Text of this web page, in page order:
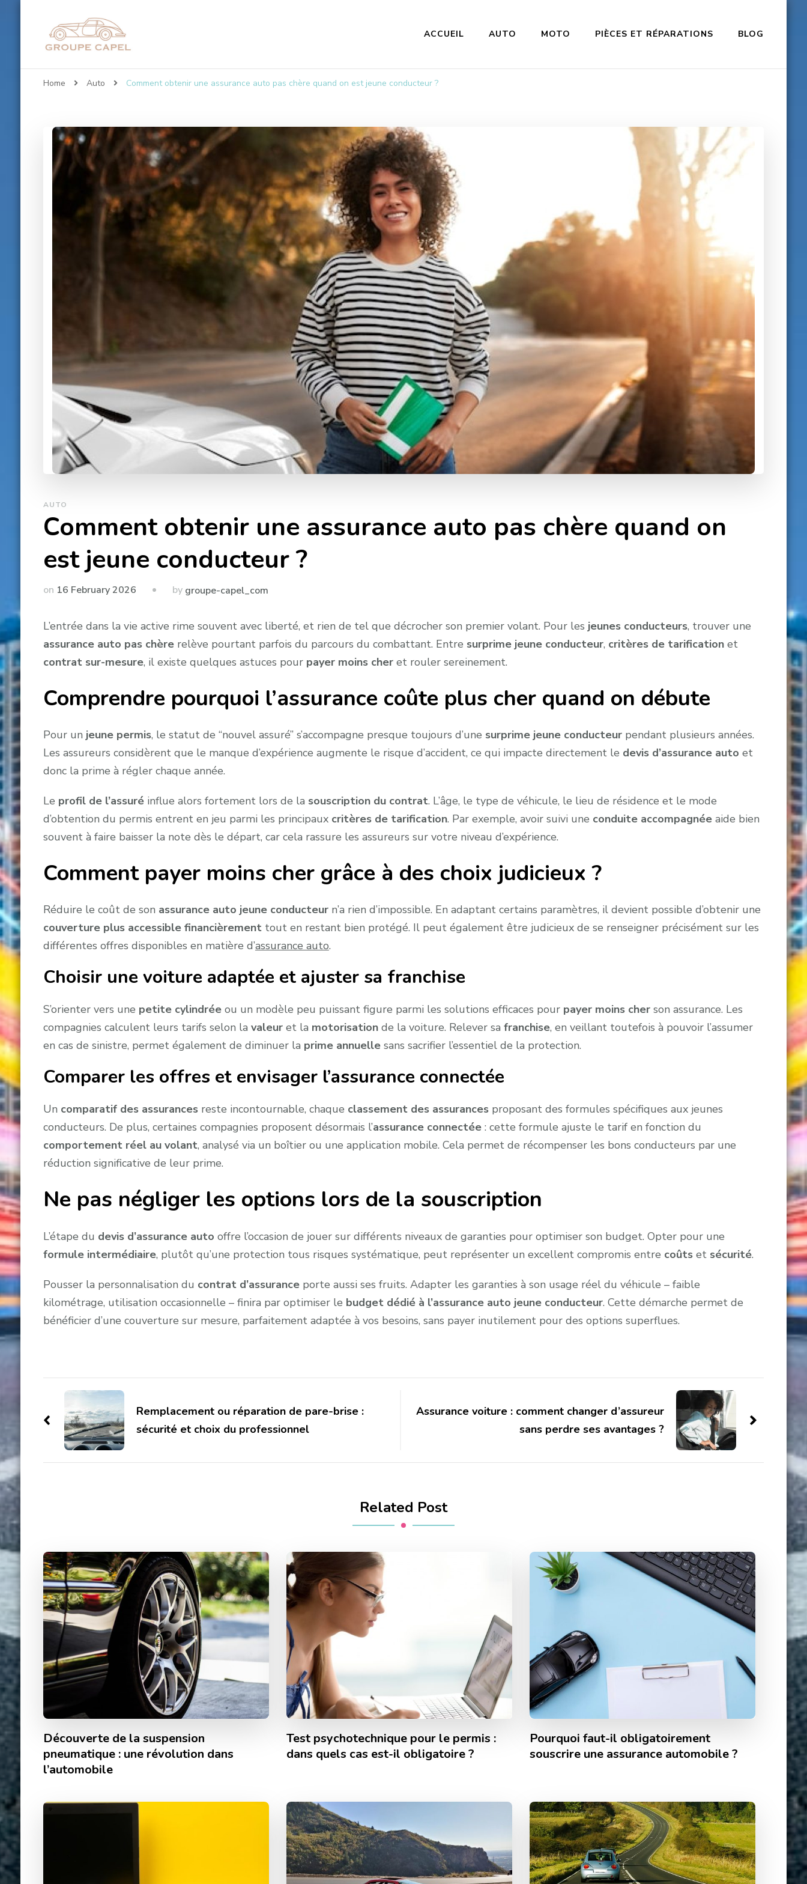
Groupe-capel.com
ACCUEIL AUTO MOTO PIÈCES ET RÉPARATIONS BLOG
Home Auto Comment obtenir une assurance auto pas chère quand on est jeune conducteur ?
AUTO
Comment obtenir une assurance auto pas chère quand on
est jeune conducteur ?
on 16 February 2026 by groupe-capel_com
L’entrée dans la vie active rime souvent avec liberté, et rien de tel que décrocher son premier volant. Pour les jeunes conducteurs, trouver une
assurance auto pas chèrerelève pourtant parfois du parcours du combattant. Entre surprime jeune conducteur, critères de tarificationet
contrat sur-mesure, il existe quelques astuces pour payer moins cheret rouler sereinement.
Comprendre pourquoi l’assurance coûte plus cher quand on débute
Pour un jeune permis, le statut de “nouvel assuré” s’accompagne presque toujours d’une surprime jeune conducteurpendant plusieurs années.
Les assureurs considèrent que le manque d’expérience augmente le risque d’accident, ce qui impacte directement le devis d’assurance auto et
donc la prime à régler chaque année.
Le profil de l’assuréinflue alors fortement lors de la souscription du contrat. L’âge, le type de véhicule, le lieu de résidence et le mode
d’obtention du permis entrent en jeu parmi les principaux critères de tarification. Par exemple, avoir suivi une conduite accompagnéeaide bien
souvent à faire baisser la note dès le départ, car cela rassure les assureurs sur votre niveau d’expérience.
Comment payer moins cher grâce à des choix judicieux ?
Réduire le coût de son assurance auto jeune conducteurn’a rien d’impossible. En adaptant certains paramètres, il devient possible d’obtenir une
couverture plus accessible financièrementtout en restant bien protégé. Il peut également être judicieux de se renseigner précisément sur les
différentes offres disponibles en matière d’assurance auto.
Choisir une voiture adaptée et ajuster sa franchise
S’orienter vers une petite cylindréeou un modèle peu puissant figure parmi les solutions efficaces pour payer moins cherson assurance. Les
compagnies calculent leurs tarifs selon la valeuret la motorisationde la voiture. Relever sa franchise, en veillant toutefois à pouvoir l’assumer
en cas de sinistre, permet également de diminuer la prime annuellesans sacrifier l’essentiel de la protection.
Comparer les offres et envisager l’assurance connectée
Un comparatif des assurancesreste incontournable, chaque classement des assurancesproposant des formules spécifiques aux jeunes
conducteurs. De plus, certaines compagnies proposent désormais l’assurance connectée: cette formule ajuste le tarif en fonction du
comportement réel au volant, analysé via un boîtier ou une application mobile. Cela permet de récompenser les bons conducteurs par une
réduction significative de leur prime.
Ne pas négliger les options lors de la souscription
L’étape du devis d’assurance auto offre l’occasion de jouer sur différents niveaux de garanties pour optimiser son budget. Opter pour une
formule intermédiaire, plutôt qu’une protection tous risques systématique, peut représenter un excellent compromis entre coûtset sécurité.
Pousser la personnalisation du contrat d’assuranceporte aussi ses fruits. Adapter les garanties à son usage réel du véhicule – faible
kilométrage, utilisation occasionnelle – finira par optimiser le budget dédié à l’assurance auto jeune conducteur. Cette démarche permet de
bénéficier d’une couverture sur mesure, parfaitement adaptée à vos besoins, sans payer inutilement pour des options superflues.
Post
NavigationRemplacement ou réparation de pare-brise :
sécurité et choix du professionnel
Assurance voiture : comment changer d’assureur
sans perdre ses avantages ?
Related Post
Découverte de la suspension
pneumatique : une révolution dans
l’automobile
Test psychotechnique pour le permis :
dans quels cas est-il obligatoire ?
Pourquoi faut-il obligatoirement
souscrire une assurance automobile ?